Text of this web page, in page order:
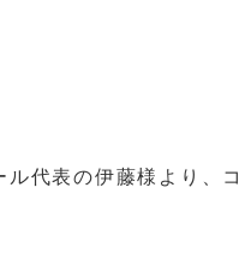
代表の伊藤様より、コ